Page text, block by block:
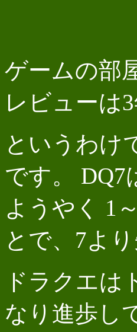
ゲームの部
レビューは
というわけ
です。
ようやく 1
とで、7よ
ドラクエは
なり進歩し